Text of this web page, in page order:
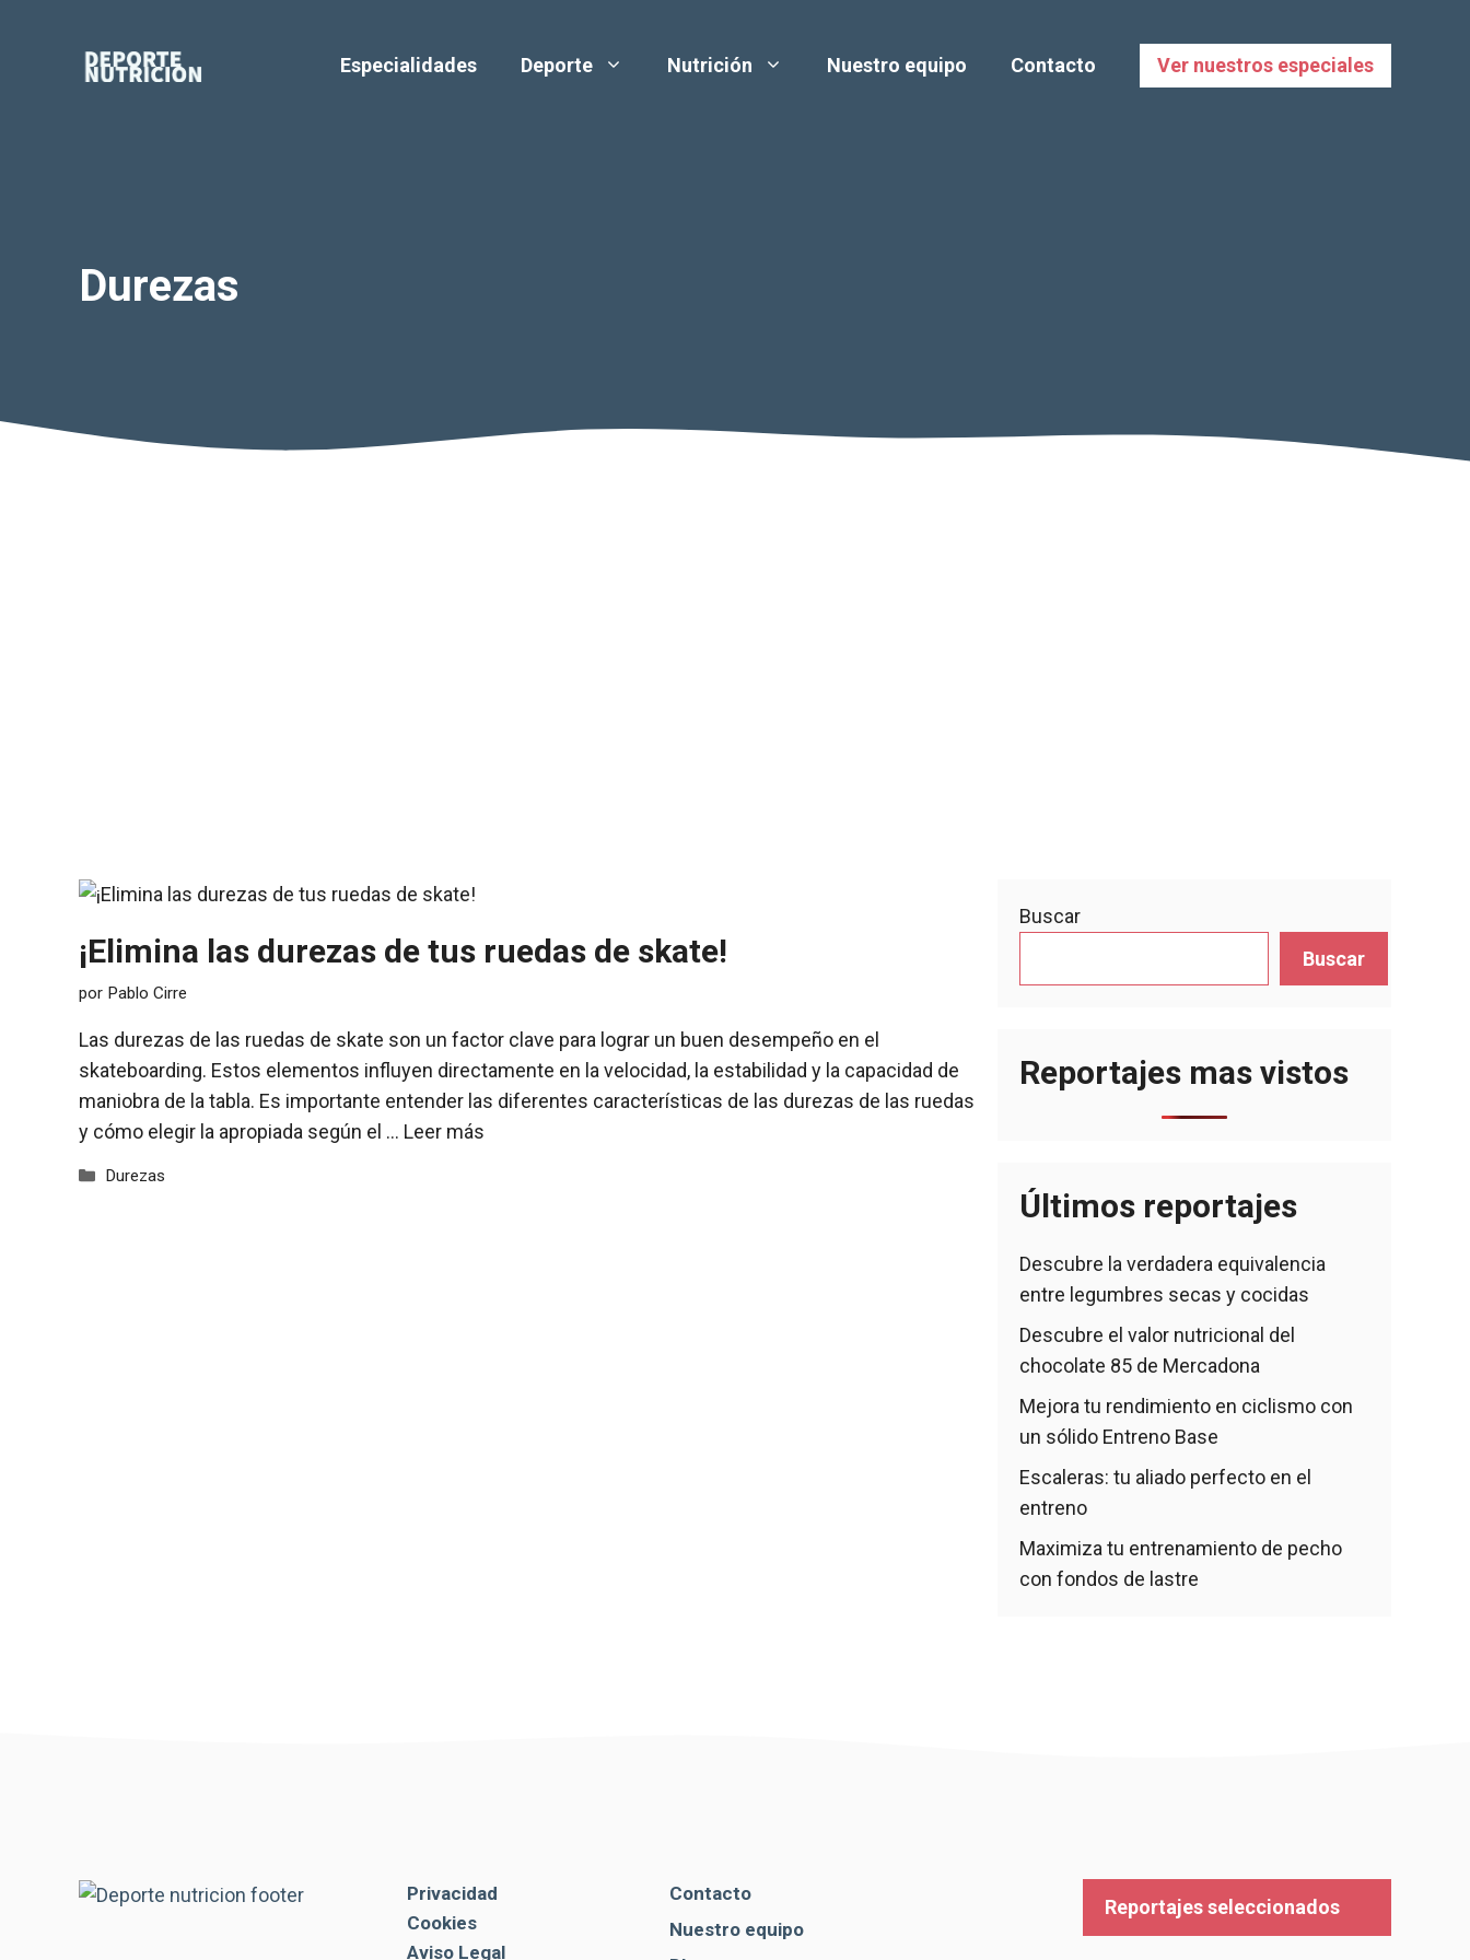
Especialidades Deporte Nutrición Nuestro equipo Contacto Ver nuestros especiales
Durezas
¡Elimina las durezas de tus ruedas de skate!
por Pablo Cirre
Las durezas de las ruedas de skate son un factor clave para lograr un buen desempeño en el
skateboarding. Estos elementos influyen directamente en la velocidad, la estabilidad y la capacidad de
maniobra de la tabla. Es importante entender las diferentes características de las durezas de las ruedas
y cómo elegir la apropiada según el … Leer más
Categorías
Durezas
Buscar
Buscar
Reportajes mas vistos
Últimos reportajes
Descubre la verdadera equivalencia
entre legumbres secas y cocidas
Descubre el valor nutricional del
chocolate 85 de Mercadona
Mejora tu rendimiento en ciclismo con
un sólido Entreno Base
Escaleras: tu aliado perfecto en el
entreno
Maximiza tu entrenamiento de pecho
con fondos de lastre
Privacidad
Cookies
Aviso Legal
Contacto
Nuestro equipo
Reportajes seleccionados